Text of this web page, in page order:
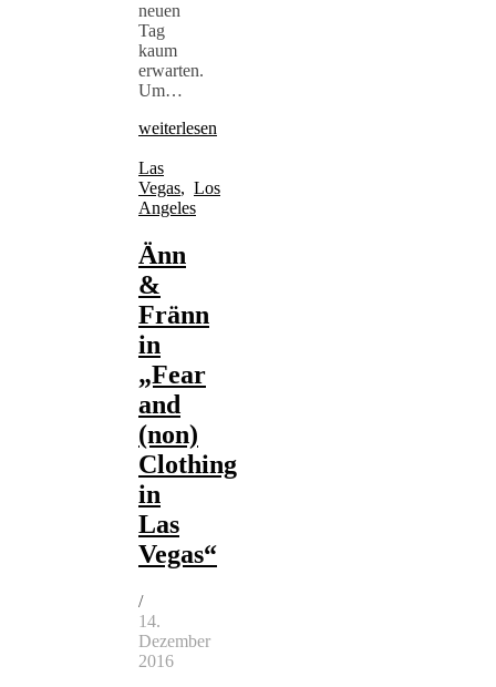
neuen
Tag
kaum
erwarten.
Um…
weiterlesen
Las
Vegas, Los
Angeles
Änn
&
Fränn
in
„Fear
and
(non)
Clothing
in
Las
Vegas“
/
14.
Dezember
2016